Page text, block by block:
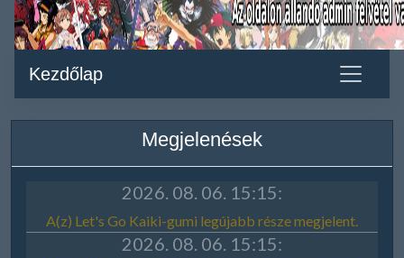
Kezdőlap
Megjelenések